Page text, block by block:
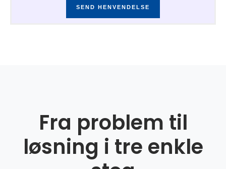
SEND HENVENDELSE
Fra problem til
løsning i tre enkle